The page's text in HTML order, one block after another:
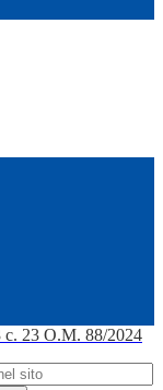
23 O.M. 88/2024